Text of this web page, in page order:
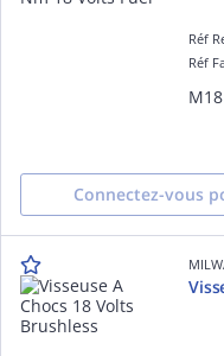
Réf
Réf
Connectez-vous